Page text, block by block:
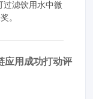
过滤饮用水中微
。
应用成功打动评